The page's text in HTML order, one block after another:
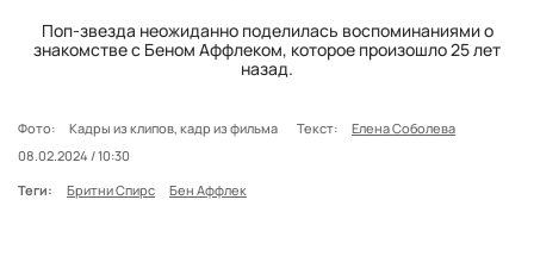
Поп-звезда неожиданно поделилась воспоминаниями о
знакомстве с Беном Аффлеком, которое произошло 25 лет
назад.
Фото: Кадры из клипов, кадр из фильма Текст:
Елена Соболева
08.02.2024 / 10:30
Теги:
Бритни Спирс Бен Аффлек